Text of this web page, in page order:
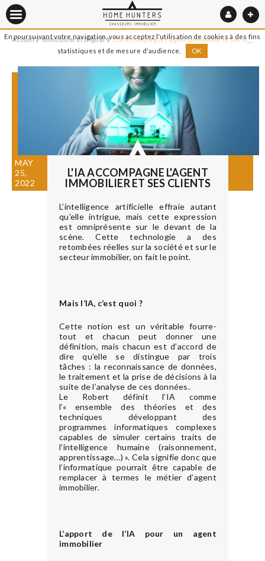
En poursuivant votre navigation, vous acceptez l'utilisation de cookies à des fins
statistiques et de mesure d'audience.
OK
Accueil Immobilier et Digital L'IA accompagne l'agent immobilier et ses clients
MAY
25,
2022
L'IA ACCOMPAGNE L'AGENT
IMMOBILIER ET SES CLIENTS
L’intelligence artificielle effraie autant
qu'elle intrigue, mais cette expression
est omniprésente sur le devant de la
scène. Cette technologie a des
retombées réelles sur la société et sur le
secteur immobilier, on fait le point.
Mais l’IA, c’est quoi ?
Cette notion est un véritable fourre-
tout et chacun peut donner une
définition, mais chacun est d’accord de
dire qu’elle se distingue par trois
tâches : la reconnaissance de données,
le traitement et la prise de décisions à la
suite de l’analyse de ces données.
Le Robert définit l’IA comme
l’« ensemble des théories et des
techniques développant des
programmes informatiques complexes
capables de simuler certains traits de
l'intelligence humaine (raisonnement,
apprentissage…) ». Cela signifie donc que
l’informatique pourrait être capable de
remplacer à termes le métier d’agent
immobilier.
L’apport de l’IA pour un agent
immobilier